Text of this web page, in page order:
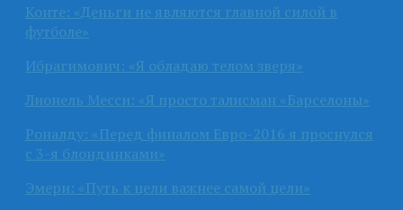
Конте: «Деньги не являются главной силой в
футболе»
Ибрагимович: «Я обладаю телом зверя»
Лионель Месси: «Я просто талисман «Барселоны»
Роналду: «Перед финалом Евро-2016 я проснулся
с 3-я блондинками»
Эмери: «Путь к цели важнее самой цели»